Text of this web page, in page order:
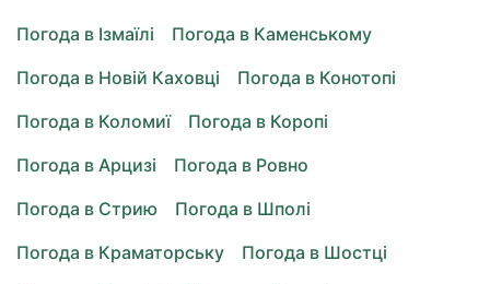
Погода в Ізмаїлі
Погода в Каменському
Погода в Новій Каховці
Погода в Конотопі
Погода в Коломиї
Погода в Коропі
Погода в Арцизі
Погода в Ровно
Погода в Стрию
Погода в Шполі
Погода в Краматорську
Погода в Шостці